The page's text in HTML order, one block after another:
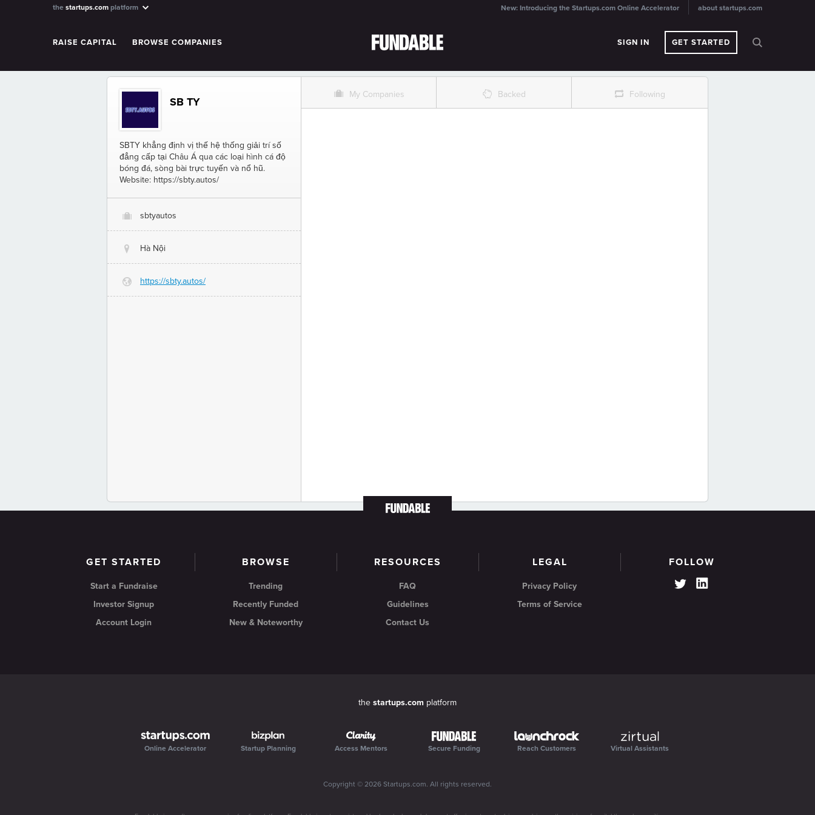
the startups.com platform about startups.com
New: Introducing the Startups.com Online Accelerator
RAISE CAPITAL BROWSE COMPANIES SIGN IN GET STARTED
SB TY
SBTY khẳng định vị thế hệ thống giải trí số
đẳng cấp tại Châu Á qua các loại hình cá độ
bóng đá, sòng bài trực tuyến và nổ hũ.
Website: https://sbty.autos/
O sbtyautos
@ Hà Nội
G https://sbty.autos/
O My Companies % Backed r Following
GET STARTED
Start a Fundraise
Investor Signup
Account Login
BROWSE
Trending
Recently Funded
New & Noteworthy
RESOURCES
FAQ
Guidelines
Contact Us
LEGAL
Privacy Policy
Terms of Service
FOLLOW
the startups.com platform
Online Accelerator Startup Planning Access Mentors Secure Funding Reach Customers Virtual Assistants
Copyright © 2026 Startups.com. All rights reserved.